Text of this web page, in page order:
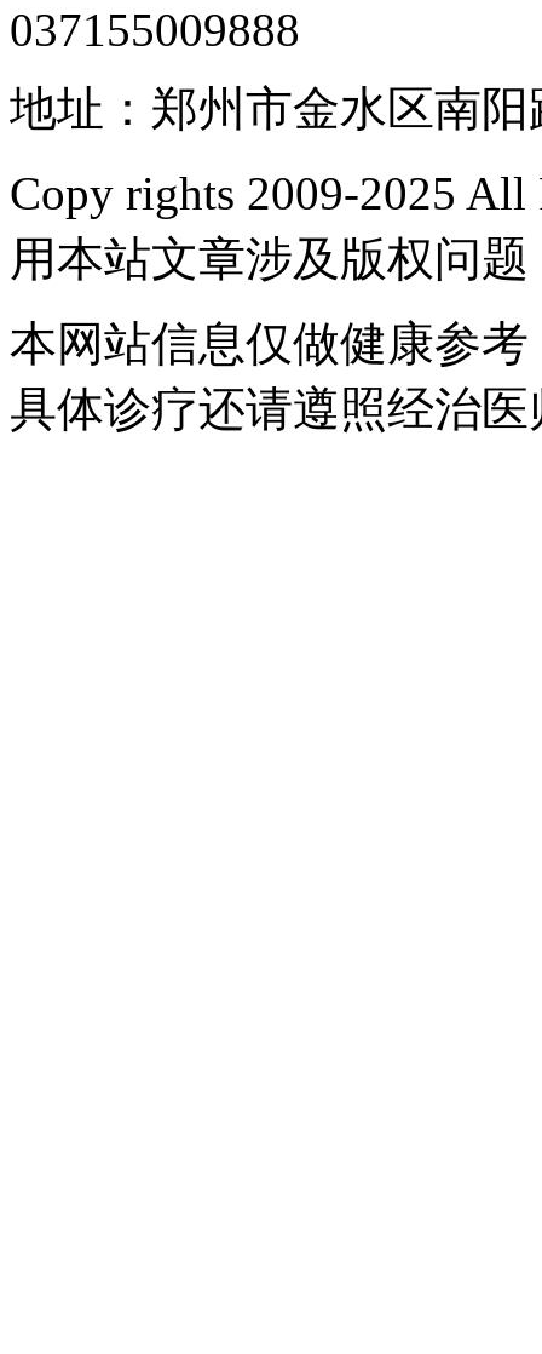
037155009888
地址：郑州市金水区南阳
Copy rights 2009-2025
用本站文章涉及版权问
本网站信息仅做健康参
具体诊疗还请遵照经治医